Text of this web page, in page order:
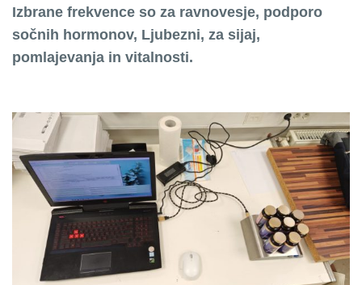
Izbrane frekvence so za ravnovesje, podporo
sočnih hormonov, Ljubezni, za sijaj,
pomlajevanja in vitalnosti.